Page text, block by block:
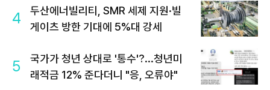
4
두산에너빌리티, SMR 세제 지원·빌
게이츠 방한 기대에 5%대 강세
5
국가가 청년 상대로 '통수'?...청년미
래적금 12% 준다더니 "응, 오류야"